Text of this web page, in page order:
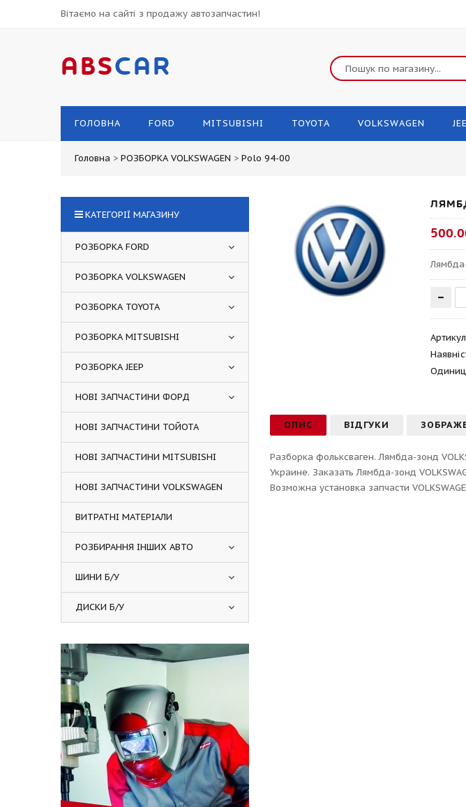
Вітаємо на сайті з продажу автозапчастин!
ABSCAR
ГОЛОВНА FORD MITSUBISHI TOYOTA VOLKSWAGEN
Головна > РОЗБОРКА VOLKSWAGEN > Polo 94-00
Артикул
ОПИС ВІДГУКИ
Разборка фольксваген. Лямбда-зонд
Украине. Заказать Лямбда-зонд
Возможна установка запчасти
КАТЕГОРІЇ МАГАЗИНУ
РОЗБОРКА FORD
РОЗБОРКА VOLKSWAGEN
РОЗБОРКА TOYOTA
РОЗБОРКА MITSUBISHI
РОЗБОРКА JEEP
НОВІ ЗАПЧАСТИНИ ФОРД
НОВІ ЗАПЧАСТИНИ ТОЙОТА
НОВІ ЗАПЧАСТИНИ MITSUBISHI
НОВІ ЗАПЧАСТИНИ VOLKSWAGEN
ВИТРАТНІ МАТЕРІАЛИ
РОЗБИРАННЯ ІНШИХ АВТО
ШИНИ Б/У
ДИСКИ Б/У